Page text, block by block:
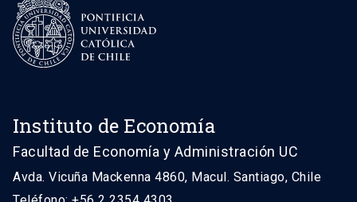
Instituto de Economía
Facultad de Economía y Administración UC
Avda. Vicuña Mackenna 4860, Macul. Santiago, Chile